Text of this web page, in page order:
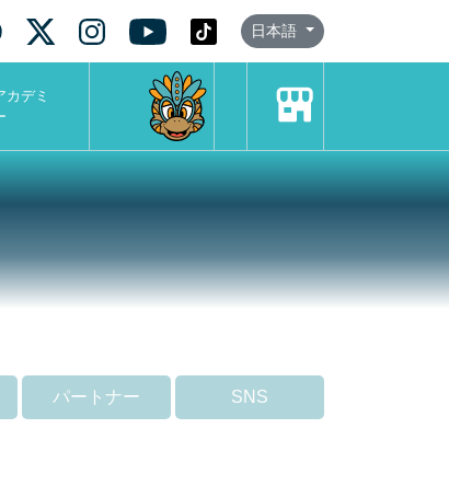
日本語
カデミ
パートナー SNS